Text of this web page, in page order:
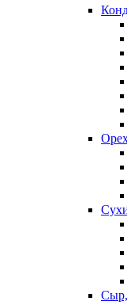
Сыр,